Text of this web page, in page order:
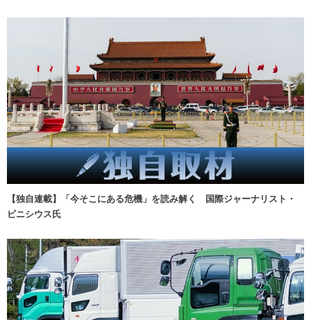
【独自連載】「今そこにある危機」を読み解く 国際ジャーナリスト・
ビニシウス氏